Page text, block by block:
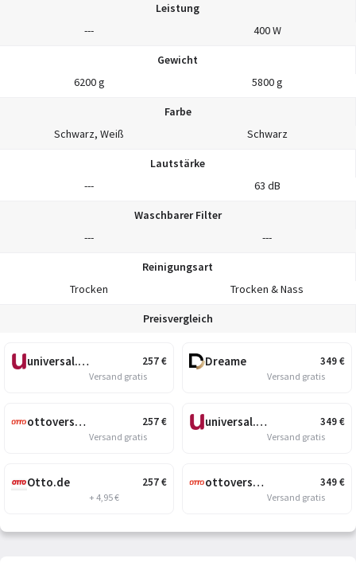
Leistung
---
400 W
Gewicht
6200 g
5800 g
Farbe
Schwarz, Weiß
Schwarz
Lautstärke
---
63 dB
Waschbarer Filter
---
---
Reinigungsart
Trocken
Trocken & Nass
Preisvergleich
257€
universal.at
Versand gratis
257€
ottoversand.at
Versand gratis
257€
Otto.de
+ 4,95 €
349€
Dreame
Versand gratis
349€
universal.at
Versand gratis
349€
ottoversand.at
Versand gratis